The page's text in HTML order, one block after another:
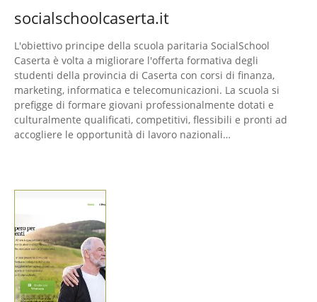
socialschoolcaserta.it
L'obiettivo principe della scuola paritaria SocialSchool
Caserta è volta a migliorare l'offerta formativa degli
studenti della provincia di Caserta con corsi di finanza,
marketing, informatica e telecomunicazioni. La scuola si
prefigge di formare giovani professionalmente dotati e
culturalmente qualificati, competitivi, flessibili e pronti ad
accogliere le opportunità di lavoro nazionali…